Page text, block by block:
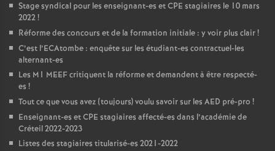
Stage syndical pour les enseignant-es etCPE stagiaires le 10 mars
2022!
Réforme des concours et de la formation initiale : y voir plus clair!
C’est l’ECAtombe : enquête sur les étudiant-es contractuel-les
alternant-es
Les M1 MEEFcritiquent la réforme et demandent à être respecté-
es !
Tout ce que vous avez (toujours) voulu savoir sur les AED pré-pro !
Enseignant-es etCPE stagiaires affecté-es dans l’académie de
Créteil 2022-2023
Listes des stagiaires titularisé-es 2021-2022